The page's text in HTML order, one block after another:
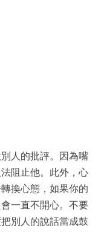
人的批評。因為嘴
阻止他。此外，心
換心態，如果你的
一直不開心。不要
別人的說話當成鼓